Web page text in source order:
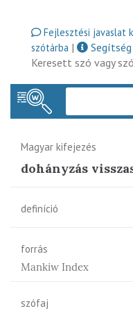
Fejlesztési javaslat
szótárba |
Segítség
Keresett szó vagy
Magyar kifejezés
dohányzás
definíció
forrás
Mankiw Index
szófaj